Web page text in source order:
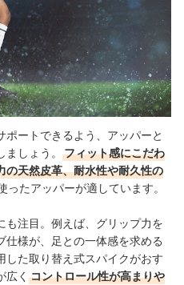
ートできるよう、アッパーと
しょう。
フィット感にこだわ
の天然皮革、耐水性や耐久性の
ったアッパーが適しています。
も注目。例えば、グリップ力を
様が、足との一体感を求める
した取り替え式スパイクがおす
広く コントロール性が高まりや